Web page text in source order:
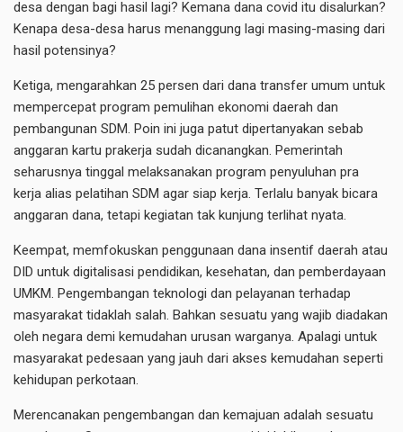
desa dengan bagi hasil lagi? Kemana dana covid itu disalurkan?
Kenapa desa-desa harus menanggung lagi masing-masing dari
hasil potensinya?
Ketiga, mengarahkan 25 persen dari dana transfer umum untuk
mempercepat program pemulihan ekonomi daerah dan
pembangunan SDM. Poin ini juga patut dipertanyakan sebab
anggaran kartu prakerja sudah dicanangkan. Pemerintah
seharusnya tinggal melaksanakan program penyuluhan pra
kerja alias pelatihan SDM agar siap kerja. Terlalu banyak bicara
anggaran dana, tetapi kegiatan tak kunjung terlihat nyata.
Keempat, memfokuskan penggunaan dana insentif daerah atau
DID untuk digitalisasi pendidikan, kesehatan, dan pemberdayaan
UMKM. Pengembangan teknologi dan pelayanan terhadap
masyarakat tidaklah salah. Bahkan sesuatu yang wajib diadakan
oleh negara demi kemudahan urusan warganya. Apalagi untuk
masyarakat pedesaan yang jauh dari akses kemudahan seperti
kehidupan perkotaan.
Merencanakan pengembangan dan kemajuan adalah sesuatu